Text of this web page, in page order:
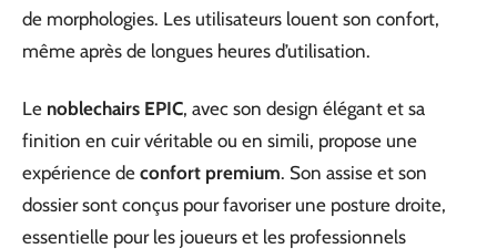
de morphologies. Les utilisateurs louent son confort,
même après de longues heures d’utilisation.
Le noblechairs EPIC, avec son design élégant et sa
finition en cuir véritable ou en simili, propose une
expérience de confort premium. Son assise et son
dossier sont conçus pour favoriser une posture droite,
essentielle pour les joueurs et les professionnels